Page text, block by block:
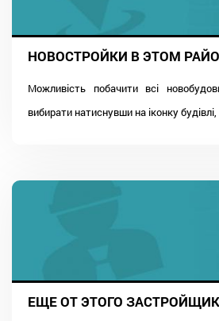
НОВОСТРОЙКИ В ЭТОМ
Можливість побачити всі
вибирати натиснувши на іконку
ЕЩЕ ОТ ЭТОГО